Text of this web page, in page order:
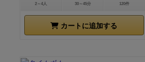
2～4人 30～45分 120件
カートに追加する